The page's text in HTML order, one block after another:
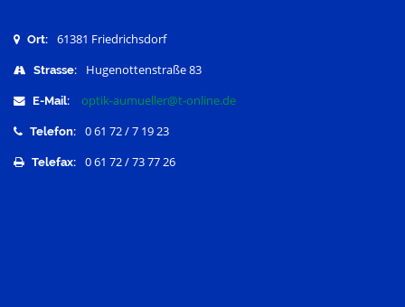
Ort: 61381 Friedrichsdorf
Strasse: Hugenottenstraße 83
E-Mail: optik-aumueller@t-online.de
Telefon: 0 61 72 / 7 19 23
Telefax: 0 61 72 / 73 77 26